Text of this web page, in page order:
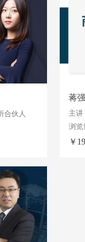
合伙人
蒋
主
浏览
￥